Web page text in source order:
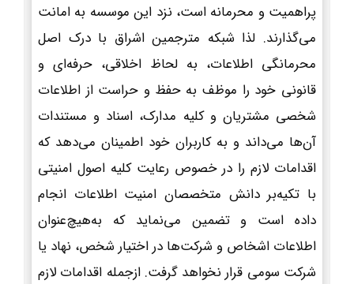
پراهمیت و محرمانه است، نزد این موسسه به امانت
می‌گذارند. لذا شبکه مترجمین اشراق با درک اصل
محرمانگی اطلاعات، به لحاظ اخلاقی، حرفه‌ای و
قانونی خود را موظف به حفظ و حراست از اطلاعات
شخصی مشتریان و کلیه مدارک، اسناد و مستندات
آن‌ها می‌داند و به کاربران خود اطمینان می‌دهد که
اقدامات لازم را در خصوص رعایت کلیه اصول امنیتی
با تکیه‌بر دانش متخصصان امنیت اطلاعات انجام
داده است و تضمین می‌نماید که به‌هیچ‌عنوان
اطلاعات اشخاص و شرکت‌ها در اختیار شخص، نهاد یا
شرکت سومی قرار نخواهد گرفت. ازجمله اقدامات لازم